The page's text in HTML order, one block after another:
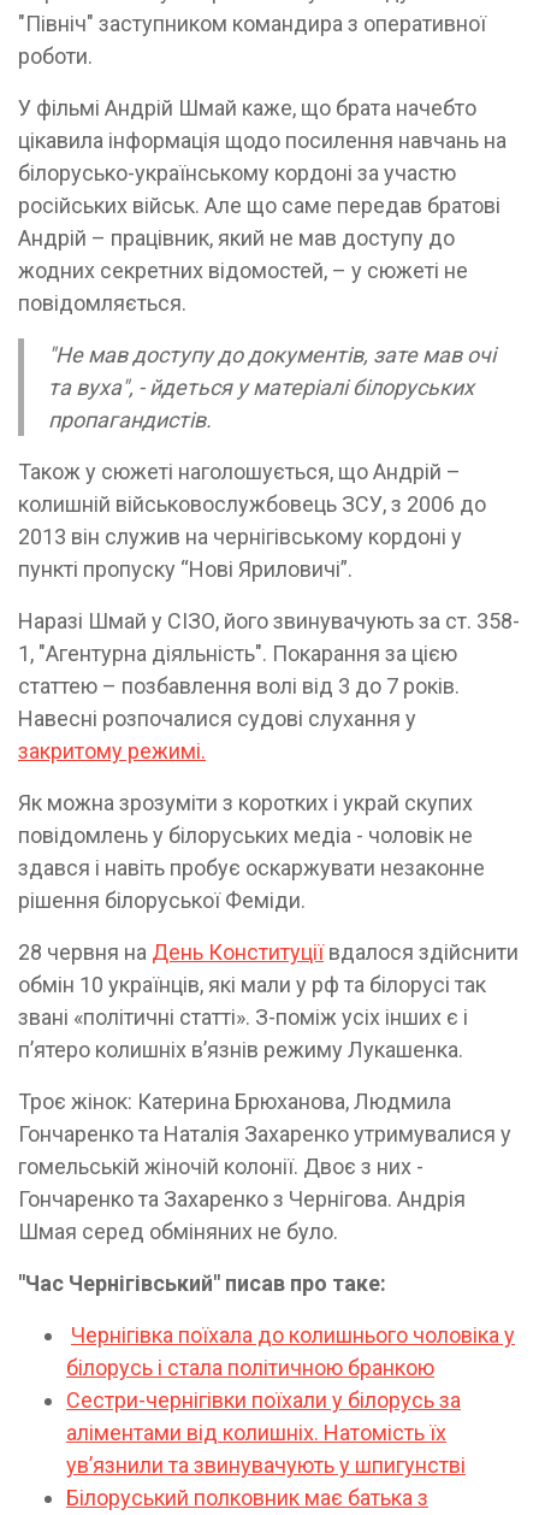
"Північ" заступником командира з оперативної
роботи.
У фільмі Андрій Шмай каже, що брата начебто
цікавила інформація щодо посилення навчань на
білорусько-українському кордоні за участю
російських військ. Але що саме передав братові
Андрій – працівник, який не мав доступу до
жодних секретних відомостей, – у сюжеті не
повідомляється.
"Не мав доступу до документів, зате мав очі
та вуха", - йдеться у матеріалі білоруських
пропагандистів.
Також у сюжеті наголошується, що Андрій –
колишній військовослужбовець ЗСУ, з 2006 до
2013 він служив на чернігівському кордоні у
пункті пропуску “Нові Яриловичі”.
Наразі Шмай у СІЗО, його звинувачують за ст. 358-
1, "Агентурна діяльність". Покарання за цією
статтею – позбавлення волі від 3 до 7 років.
Навесні розпочалися судові слухання у
закритому режимі.
Як можна зрозуміти з коротких і украй скупих
повідомлень у білоруських медіа - чоловік не
здався і навіть пробує оскаржувати незаконне
рішення білоруської Феміди.
28 червня на День Конституціївдалося здійснити
обмін 10 українців, які мали у рф та білорусі так
звані «політичні статті». З-поміж усіх інших є і
пʼятеро колишніх вʼязнів режиму Лукашенка.
Троє жінок: Катерина Брюханова, Людмила
Гончаренко та Наталія Захаренко утримувалися у
гомельській жіночій колонії. Двоє з них -
Гончаренко та Захаренко з Чернігова. Андрія
Шмая серед обміняних не було.
"Час Чернігівський" писав про таке:
Чернігівка поїхала до колишнього чоловіка у
білорусь і стала політичною бранкою
Сестри-чернігівки поїхали у білорусь за
аліментами від колишніх. Натомість їх
увʼязнили та звинувачують у шпигунстві
Білоруський полковник має батька з